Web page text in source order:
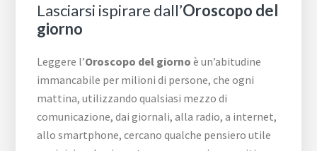
Lasciarsi ispirare dall’Oroscopo del
giorno
Leggere l’Oroscopo del giornoè un’abitudine
immancabile per milioni di persone, che ogni
mattina, utilizzando qualsiasi mezzo di
comunicazione, dai giornali, alla radio, a internet,
allo smartphone, cercano qualche pensiero utile